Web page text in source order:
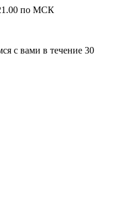
по МСК
с вами в течение 30